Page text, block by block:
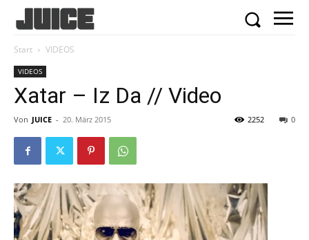
Start VIDEOS
VIDEOS
Xatar – Iz Da // Video
Von JUICE - 20. März 2015 0
2252